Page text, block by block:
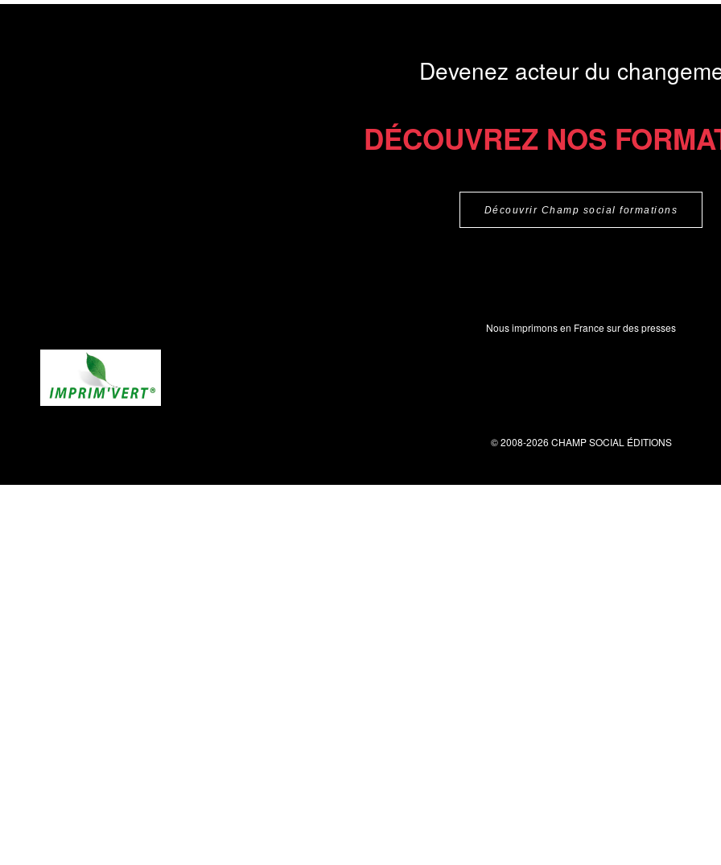
Devenez acteur du
DÉCOUVREZ NOS
Découvrir Champ social formations
Nous imprimons en France sur des presses
© 2008-2026 CHAMP SOCIAL ÉDITIONS